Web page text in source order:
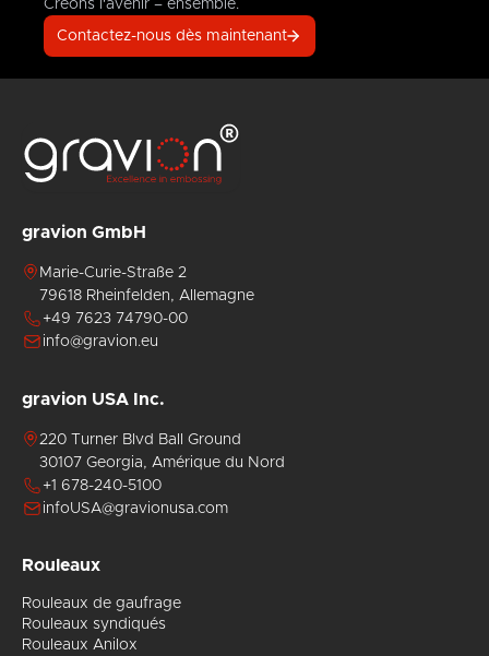
Créons l'avenir – ensemble.
Contactez-nous dès maintenant
gravion GmbH
Marie-Curie-Straße 2
79618 Rheinfelden, Allemagne
+49 7623 74790-00
info@gravion.eu
gravion USA Inc.
220 Turner Blvd Ball Ground
30107 Georgia, Amérique du Nord
+1 678-240-5100
infoUSA@gravionusa.com
Rouleaux
Rouleaux de gaufrage
Rouleaux syndiqués
Rouleaux Anilox